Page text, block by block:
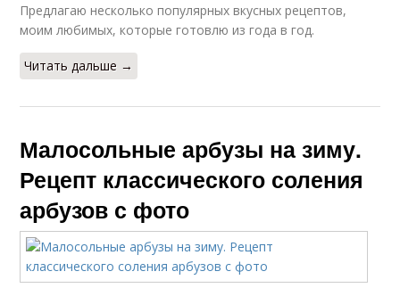
Предлагаю несколько популярных вкусных рецептов,
моим любимых, которые готовлю из года в год.
Читать дальше →
Малосольные арбузы на зиму.
Рецепт классического соления
арбузов с фото